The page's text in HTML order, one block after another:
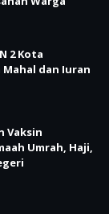
2 Kota
Mahal dan Iuran
Vaksin
Umrah, Haji,